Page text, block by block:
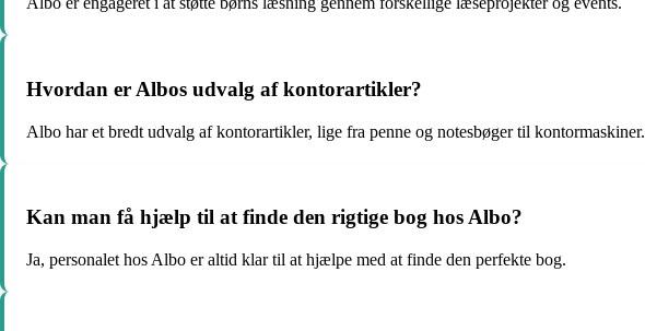
Hvordan er Albos udvalg af kontorartikler?
Albo har et bredt udvalg af kontorartikler, lige fra penne og notesbøger til kontormaskiner.
Kan man få hjælp til at finde den rigtige bog hos Albo?
Ja, personalet hos Albo er altid klar til at hjælpe med at finde den perfekte bog.